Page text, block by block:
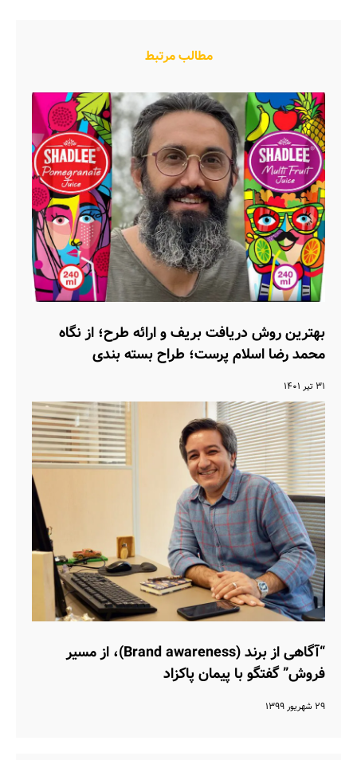
مطالب مرتبط
بهترین روش دریافت بریف و ارائه طرح؛ از نگاه
محمد رضا اسلام پرست؛ طراح بسته بندی
۳۱ تیر ۱۴۰۱
“آگاهی از برند (Brand awareness)، از مسیر
فروش” گفتگو با پیمان پاکزاد
۲۹ شهریور ۱۳۹۹